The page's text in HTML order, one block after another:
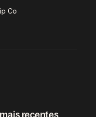
Co
recentes